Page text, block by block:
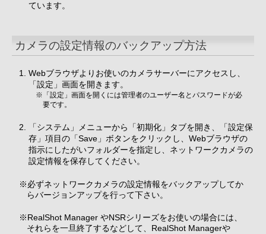
ています。
カメラの設定情報のバックアップ方法
Webブラウザよりお使いのカメラサーバーにアクセスし、
「設定」画面を開きます。
※「設定」画面を開くには管理者のユーザー名とパスワードが必
要です。
「システム」メニューから「初期化」タブを開き、「設定保
存」項目の「Save」ボタンをクリックし、Webブラウザの
指示にしたがいフォルダーを指定し、ネットワークカメラの
設定情報を保存してください。
※必ずネットワークカメラの設定情報をバックアップしてか
らバージョンアップを行って下さい。
※RealShot Manager やNSRシリーズをお使いの場合には、
それらを一旦終了するなどして、RealShot Managerや